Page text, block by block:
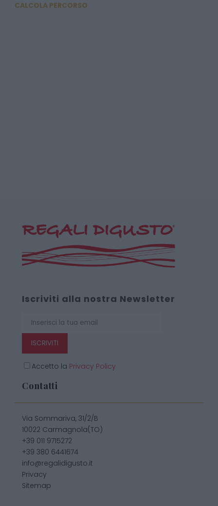
CALCOLA PERCORSO
Iscriviti alla nostra Newsletter
ISCRIVITI
Accetto la Privacy Policy
Contatti
Via Sommariva, 31/2/B
10022 Carmagnola(TO)
+39 011 9715272
+39 380 6441674
info@regalidigusto.it
Privacy
Sitemap